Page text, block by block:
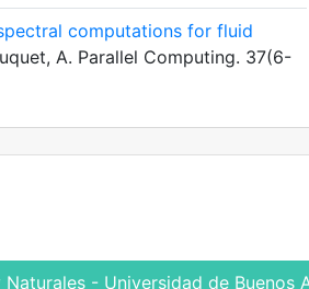
computations for fluid
A. Parallel Computing. 37(6-
- Universidad de Buenos